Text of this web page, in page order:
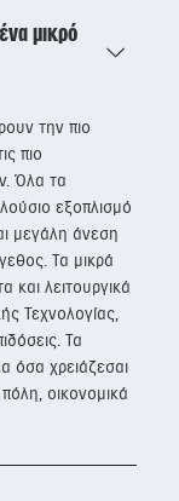
μικρό
την πιο
πιο
Όλα τα
εξοπλισμό
μεγάλη άνεση
Τα μικρά
και λειτουργικά
Τεχνολογίας,
Τα
όσα χρειάζεσαι
οικονομικά